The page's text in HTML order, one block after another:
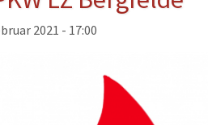
Alters- und Ehrenabteilung
2021 - 17:00